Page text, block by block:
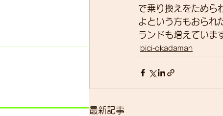
で乗り換えをためら
よという方もおられ
ランドも増えていま
bici-okadaman
最新記事